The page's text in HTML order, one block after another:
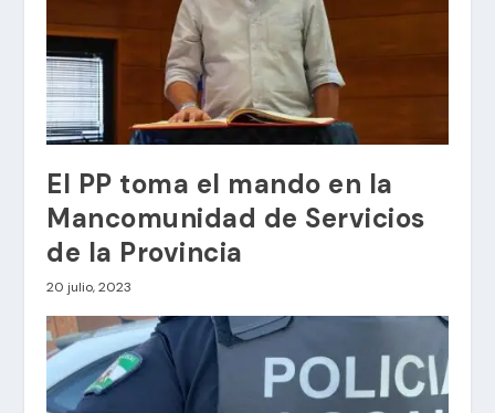
El PP toma el mando en la
Mancomunidad de Servicios
de la Provincia
20 julio, 2023